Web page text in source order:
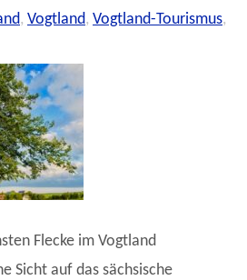
, Vogtland, Vogtland-Tourismus,
Flecke im Vogtland
Sicht auf das sächsische